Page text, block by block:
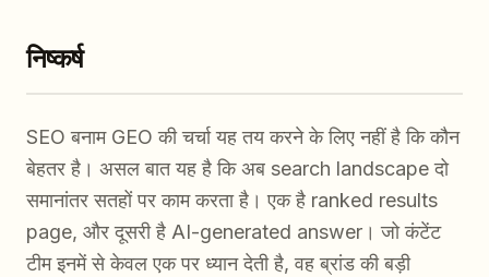
निष्कर्ष
SEO बनाम GEO की चर्चा यह तय करने के लिए नहीं है कि कौन
बेहतर है। असल बात यह है कि अब search landscape दो
समानांतर सतहों पर काम करता है। एक है ranked results
page, और दूसरी है AI-generated answer। जो कंटेंट
टीम इनमें से केवल एक पर ध्यान देती है, वह ब्रांड की बड़ी